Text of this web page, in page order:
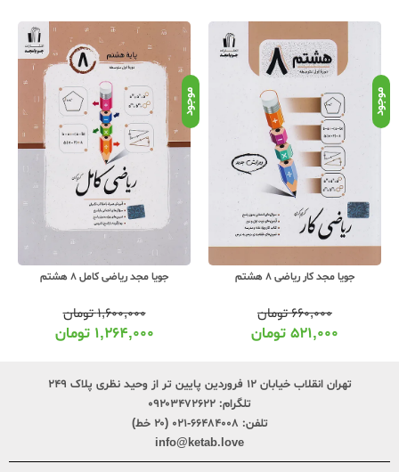
موجود
جویا مجد کار ریاضی 8 هشتم
۶۶۰,۰۰۰تومان
۵۲۱,۰۰۰ تومان
موجود
جویا مجد ریاضی کامل 8 هشتم
۱,۶۰۰,۰۰۰تومان
۱,۲۶۴,۰۰۰ تومان
تهران انقلاب خیابان ۱۲ فروردین پایین تر از وحید نظری پلاک ۲۴۹
تلگرام: ۰۹۲۰۳۴۷۲۶۲۲
تلفن: ۶۶۴۸۴۰۰۸-۰۲۱ (۲۰ خط)
info@ketab.love